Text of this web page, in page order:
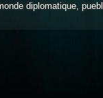
diplomatique,